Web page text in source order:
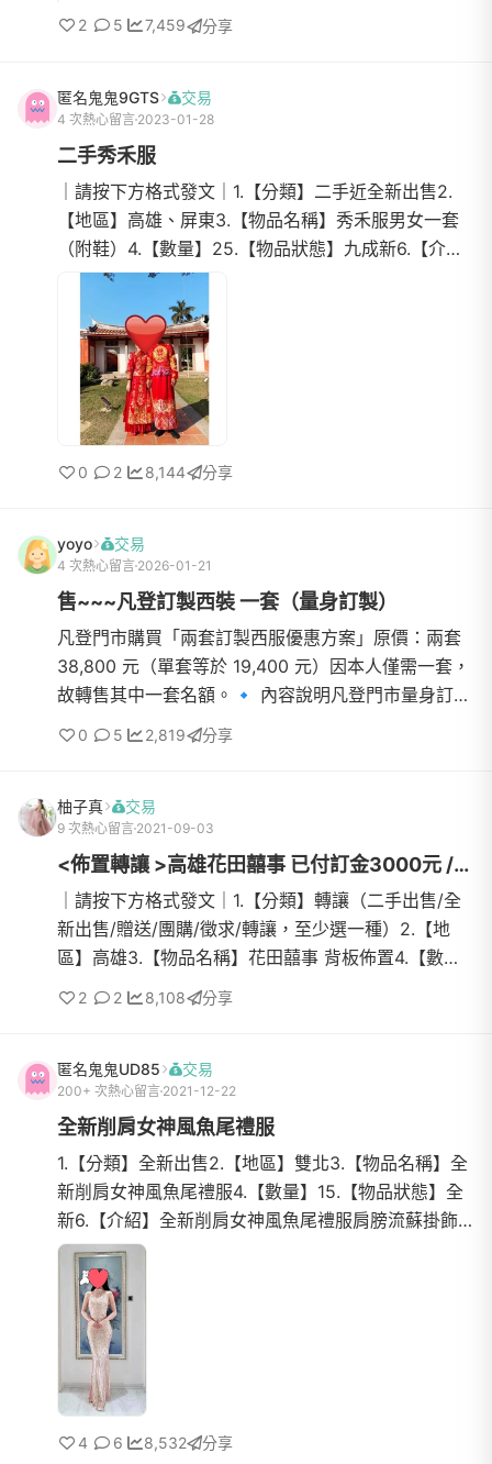
二手，可視實際商品狀態描述）九成新/二手6.【介
店/宅配，至少選一項）郵寄/超商店到店皆可9.【聯絡
方式】（LineID / FB / 電話號
2 5 7,459 分享
匿名鬼鬼9GTS 交易
4 次熱心留言 2023-01-28
二手秀禾服
｜請按下方格式發文｜1.【分類】二手近全新出售2.
【地區】高雄、屏東3.【物品名稱】秀禾服男女一套
（附鞋）4.【數量】25.【物品狀態】九成新6.【介
紹】二手秀禾服男女一套（附鞋子一起）當時購買一
套台幣約2200僅拍...
0 2 8,144 分享
yoyo 交易
4 次熱心留言 2026-01-21
售~~~凡登訂製西裝 一套（量身訂製）
凡登門市購買「兩套訂製西服優惠方案」原價：兩套
38,800 元（單套等於 19,400 元）因本人僅需一套，
故轉售其中一套名額。🔹 內容說明凡登門市量身訂製
西裝一套可親自到門市量身、挑選布料與版型全新未
0 5 2,819 分享
柚子真 交易
9 次熱心留言 2021-09-03
<佈置轉讓 >高雄花田囍事 已付訂金3000元 /背板還未選擇
｜請按下方格式發文｜1.【分類】轉讓（二手出售/全
新出售/贈送/團購/徵求/轉讓，至少選一種）2.【地
區】高雄3.【物品名稱】花田囍事 背板佈置4.【數
量】15.【物品狀態】還未選擇（九成新/全新/二手，
2 2 8,108 分享
匿名鬼鬼UD85 交易
200+ 次熱心留言 2021-12-22
全新削肩女神風魚尾禮服
1.【分類】全新出售2.【地區】雙北3.【物品名稱】全
新削肩女神風魚尾禮服4.【數量】15.【物品狀態】全
新6.【介紹】全新削肩女神風魚尾禮服肩膀流蘇掛飾
華麗又可修飾手臂衣服V形線條拉長身體比例更顯瘦拍
婚紗、宴客都...
4 6 8,532 分享